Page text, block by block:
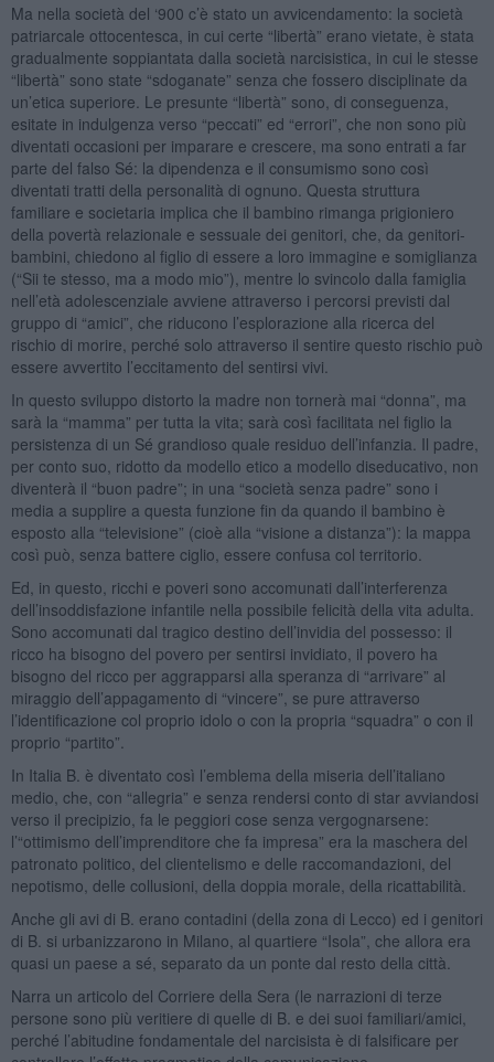
Ma nella società del ‘900 c’è stato un avvicendamento: la società
patriarcale ottocentesca, in cui certe “libertà” erano vietate, è stata
gradualmente soppiantata dalla società narcisistica, in cui le stesse
“libertà” sono state “sdoganate” senza che fossero disciplinate da
un’etica superiore. Le presunte “libertà” sono, di conseguenza,
esitate in indulgenza verso “peccati” ed “errori”, che non sono più
diventati occasioni per imparare e crescere, ma sono entrati a far
parte del falso Sé: la dipendenza e il consumismo sono così
diventati tratti della personalità di ognuno. Questa struttura
familiare e societaria implica che il bambino rimanga prigioniero
della povertà relazionale e sessuale dei genitori, che, da genitori-
bambini, chiedono al figlio di essere a loro immagine e somiglianza
(“Sii te stesso, ma a modo mio”), mentre lo svincolo dalla famiglia
nell’età adolescenziale avviene attraverso i percorsi previsti dal
gruppo di “amici”, che riducono l’esplorazione alla ricerca del
rischio di morire, perché solo attraverso il sentire questo rischio può
essere avvertito l’eccitamento del sentirsi vivi.
In questo sviluppo distorto la madre non tornerà mai “donna”, ma
sarà la “mamma” per tutta la vita; sarà così facilitata nel figlio la
persistenza di un Sé grandioso quale residuo dell’infanzia. Il padre,
per conto suo, ridotto da modello etico a modello diseducativo, non
diventerà il “buon padre”; in una “società senza padre” sono i
media a supplire a questa funzione fin da quando il bambino è
esposto alla “televisione” (cioè alla “visione a distanza”): la mappa
così può, senza battere ciglio, essere confusa col territorio.
Ed, in questo, ricchi e poveri sono accomunati dall’interferenza
dell’insoddisfazione infantile nella possibile felicità della vita adulta.
Sono accomunati dal tragico destino dell’invidia del possesso: il
ricco ha bisogno del povero per sentirsi invidiato, il povero ha
bisogno del ricco per aggrapparsi alla speranza di “arrivare” al
miraggio dell’appagamento di “vincere”, se pure attraverso
l’identificazione col proprio idolo o con la propria “squadra” o con il
proprio “partito”.
In Italia B. è diventato così l’emblema della miseria dell’italiano
medio, che, con “allegria” e senza rendersi conto di star avviandosi
verso il precipizio, fa le peggiori cose senza vergognarsene:
l’“ottimismo dell’imprenditore che fa impresa” era la maschera del
patronato politico, del clientelismo e delle raccomandazioni, del
nepotismo, delle collusioni, della doppia morale, della ricattabilità.
Anche gli avi di B. erano contadini (della zona di Lecco) ed i genitori
di B. si urbanizzarono in Milano, al quartiere “Isola”, che allora era
quasi un paese a sé, separato da un ponte dal resto della città.
Narra un articolo del Corriere della Sera (le narrazioni di terze
persone sono più veritiere di quelle di B. e dei suoi familiari/amici,
perché l’abitudine fondamentale del narcisista è di falsificare per